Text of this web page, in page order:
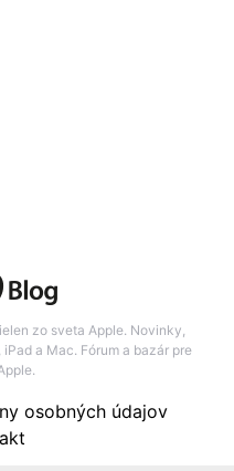
zo sveta Apple. Novinky,
a Mac. Fórum a bazár pre
osobných údajov